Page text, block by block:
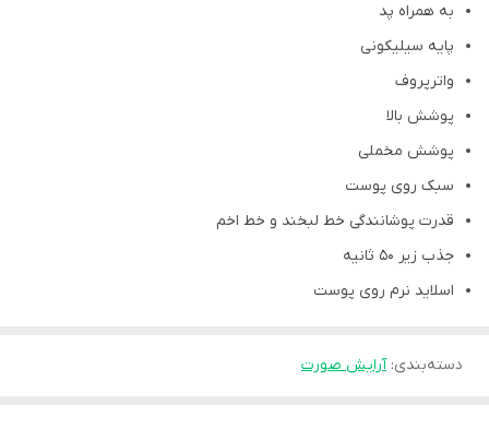
به همراه پد
پایه سیلیکونی
واترپروف
پوشش بالا
پوشش مخملی
سبک روی پوست
قدرت پوشانندگی خط لبخند و خط اخم
جذب زیر ۵۰ ثانیه
اسلاید نرم روی پوست
دسته‌بندی:آرایش صورت